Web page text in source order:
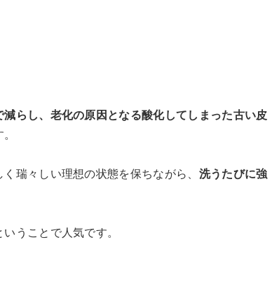
らし、老化の原因となる酸化してしまった古い皮
瑞々しい理想の状態を保ちながら、 洗うたびに強
うことで人気です。